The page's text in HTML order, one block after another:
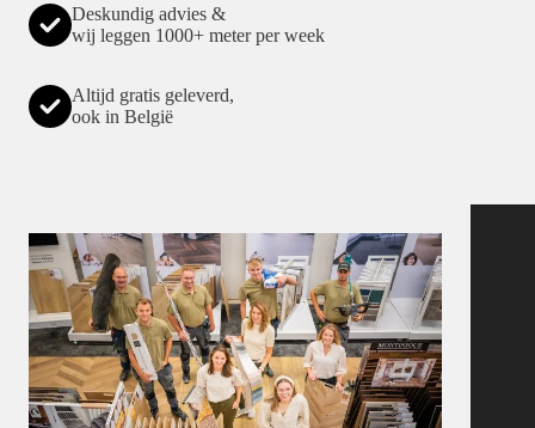
Deskundig advies &
wij leggen 1000+ meter per week
Altijd gratis geleverd,
ook in België